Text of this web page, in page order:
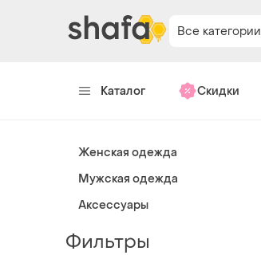
Все категории
Каталог Скидки
Женская одежда
Мужская одежда
Аксессуары
Фильтры